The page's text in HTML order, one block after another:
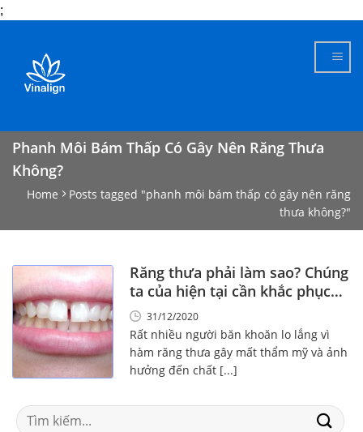
;
content
Phanh Môi Bám Thấp Có Gây Nên Răng Thưa
Không?
Home Posts tagged "phanh môi bám thấp có gây nên răng
thưa không?"
Răng thưa phải làm sao? Chúng
ta của hiện tại cần khắc phục
thế nào?
31/12/2020
Rất nhiều người băn khoăn lo lắng vì
hàm răng thưa gây mất thẩm mỹ và ảnh
hưởng đến chất [...]
Search